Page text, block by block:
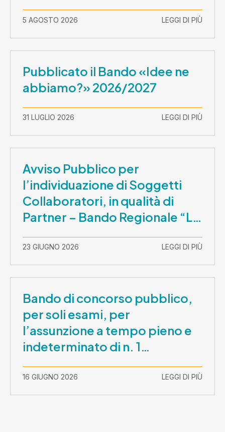
5 AGOSTO 2026 LEGGI DI PIÙ
Pubblicato il Bando «Idee ne
abbiamo?» 2026/2027
31 LUGLIO 2026 LEGGI DI PIÙ
Avviso Pubblico per
l’individuazione di Soggetti
Collaboratori, in qualità di
Partner – Bando Regionale “La
Lombardia è dei Giovani 2026”
– CUP E81B26000210003
23 GIUGNO 2026 LEGGI DI PIÙ
Bando di concorso pubblico,
per soli esami, per
l’assunzione a tempo pieno e
indeterminato di n. 1
Assistente Sociale –
Comunicazione prova scritta e
prova orale
16 GIUGNO 2026 LEGGI DI PIÙ